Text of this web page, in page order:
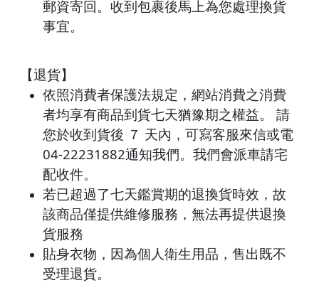
郵資寄回。收到包裹後馬上為您處理換貨
事宜。
【退貨】
依照消費者保護法規定，網站消費之消費
者均享有商品到貨七天猶豫期之權益。 請
您於收到貨後 ７ 天內，可寫客服來信或電
04-22231882通知我們。我們會派車請宅
配收件。
若已超過了七天鑑賞期的退換貨時效，故
該商品僅提供維修服務，無法再提供退換
貨服務
貼身衣物，因為個人衛生用品，售出既不
受理退貨。